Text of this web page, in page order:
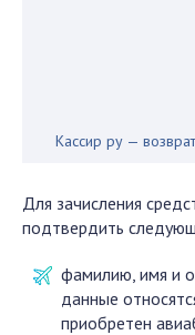
Кассир ру —
Для зачисления
подтвердить
фамилию, имя и
данные
приобретен